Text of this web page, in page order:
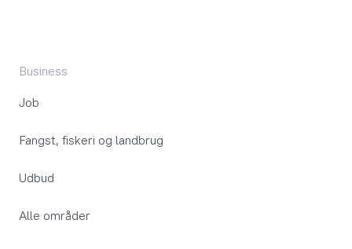
Business
Job
Fangst, fiskeri og landbrug
Udbud
Alle områder